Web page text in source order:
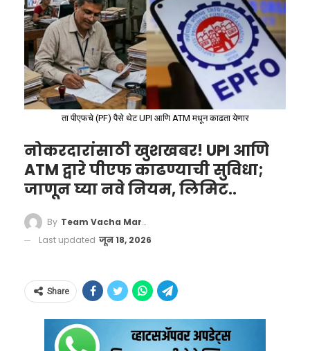
नाहीत. यामुळे सभागृहात नाराजी व्यक्त झाली.
‘घोर निष्काळजीपणा’ आणि
‘विधानमंडळाचा अपमान’
कार्यवाहक अध्यक्षदिलीप लांडेयांनी या घटनेला ‘घोर
निष्काळजीपणा’ तसेच ‘विधानमंडळाचा अपमान’ असे
संबोधले. त्यांनी तात्काळ कारवाईचे निर्देश दिले.
या प्रकरणी वरिष्ठ भाजप नेतेसुधीर मुनगंटीवार
अधिकाऱ्यांच्या वर्तनावर तीव्र टीका करत ते
‘लोकशाहीचा अपमान’ असल्याचे म्हटले.
ता पीएफचे (PF) पैसे थेट UPI आणि ATM मधून काढता येणार
नोकरदारांसाठी खुशखबर! UPI आणि
ATM द्वारे पीएफ काढण्याची सुविधा;
जाणून घ्या नवे नियम, लिमिट..
By Team Vacha Marathi
Last updated जून 18, 2026
Share